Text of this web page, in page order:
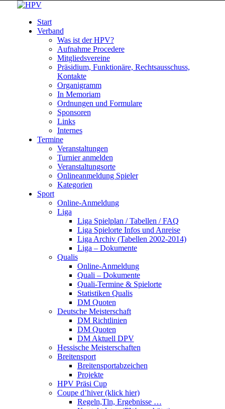
Start
Verband
Was ist der HPV?
Aufnahme Procedere
Mitgliedsvereine
Präsidium, Funktionäre, Rechtsausschuss,
Kontakte
Organigramm
In Memoriam
Ordnungen und Formulare
Sponsoren
Links
Internes
Termine
Veranstaltungen
Turnier anmelden
Veranstaltungsorte
Onlineanmeldung Spieler
Kategorien
Sport
Online-Anmeldung
Liga
Liga Spielplan / Tabellen / FAQ
Liga Spielorte Infos und Anreise
Liga Archiv (Tabellen 2002-2014)
Liga – Dokumente
Qualis
Online-Anmeldung
Quali – Dokumente
Quali-Termine & Spielorte
Statistiken Qualis
DM Quoten
Deutsche Meisterschaft
DM Richtlinien
DM Quoten
DM Aktuell DPV
Hessische Meisterschaften
Breitensport
Breitensportabzeichen
Projekte
HPV Präsi Cup
Coupe d’hiver (klick hier)
Regeln,Tln, Ergebnisse …